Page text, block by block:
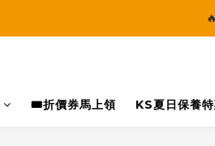
🎟️折價券馬上領 KS夏日保養